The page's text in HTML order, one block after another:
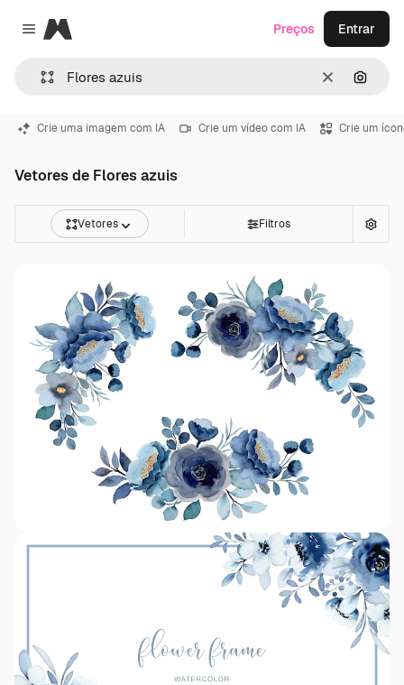
Close menu
Magnific
Limpar
Preços Entrar
Crie uma imagem com IA Crie um vídeo com IA Crie um
Vetores de Flores azuis
Vetores Filtros